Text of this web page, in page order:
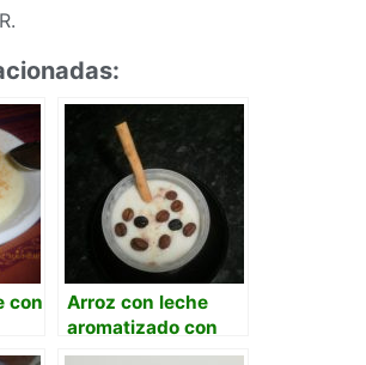
con
Arroz con leche
aromatizado con
café